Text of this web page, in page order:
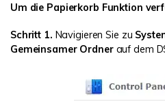
Um die Papierkorb Funktion
Schritt 1. Navigieren Sie zu
Gemeinsamer Ordnerauf dem